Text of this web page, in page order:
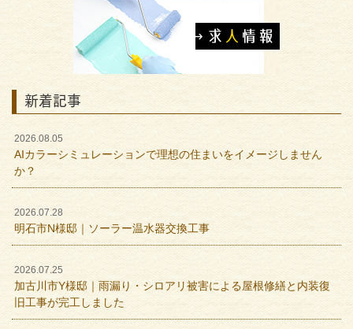
新着記事
2026.08.05
AIカラーシミュレーションで理想の住まいをイメージしません
か？
2026.07.28
明石市N様邸｜ソーラー温水器交換工事
2026.07.25
加古川市Y様邸｜雨漏り・シロアリ被害による屋根修繕と内装復
旧工事が完工しました